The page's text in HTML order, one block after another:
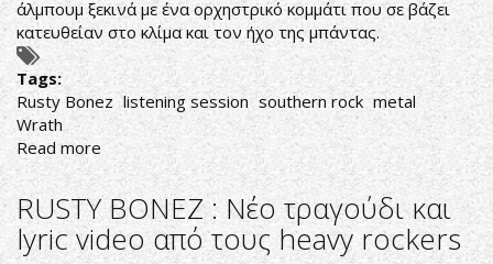
άλμπουμ ξεκινά με ένα ορχηστρικό κομμάτι που σε βάζει
κατευθείαν στο κλίμα και τον ήχο της μπάντας.
Tags:
Rusty Bonez listening session southern rock metal
Wrath
Read more about
RUSTY
BONEZ:
WRATH
ΠΡΟΑΚΡΟΑΣΗ
RUSTY BONEZ : Νέο τραγούδι και
lyric video από τους heavy rockers